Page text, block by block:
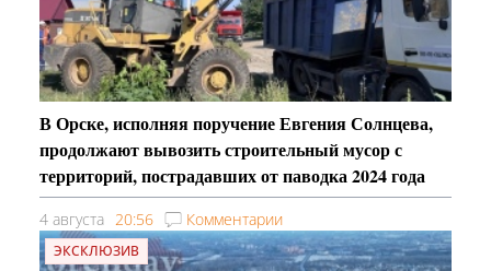
В Орске, исполняя поручение Евгения Солнцева,
продолжают вывозить строительный мусор с
территорий, пострадавших от паводка 2024 года
4 августа 20:56 Комментарии
ЭКСКЛЮЗИВ